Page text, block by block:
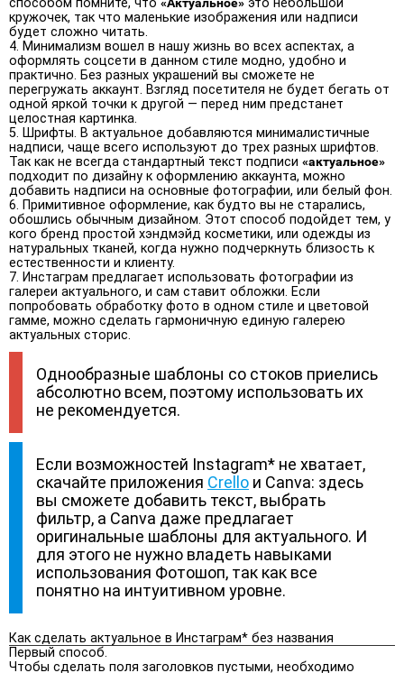
кружочек, так что маленькие изображения или надписи
будет сложно читать.
Минимализм вошел в нашу жизнь во всех аспектах, а
оформлять соцсети в данном стиле модно, удобно и
практично. Без разных украшений вы сможете не
перегружать аккаунт. Взгляд посетителя не будет бегать от
одной яркой точки к другой — перед ним предстанет
целостная картинка.
Шрифты. В актуальное добавляются минималистичные
надписи, чаще всего используют до трех разных шрифтов.
Так как не всегда стандартный текст подписи «актуальное»
подходит по дизайну к оформлению аккаунта, можно
добавить надписи на основные фотографии, или белый фон.
Примитивное оформление, как будто вы не старались,
обошлись обычным дизайном. Этот способ подойдет тем, у
кого бренд простой хэндмэйд косметики, или одежды из
натуральных тканей, когда нужно подчеркнуть близость к
естественности и клиенту.
Инстаграм предлагает использовать фотографии из
галереи актуального, и сам ставит обложки. Если
попробовать обработку фото в одном стиле и цветовой
гамме, можно сделать гармоничную единую галерею
актуальных сторис.
Однообразные шаблоны со стоков приелись
абсолютно всем, поэтому использовать их
не рекомендуется.
Если возможностей Instagram* не хватает,
скачайте приложения Crello и Canva: здесь
вы сможете добавить текст, выбрать
фильтр, а Canva даже предлагает
оригинальные шаблоны для актуального. И
для этого не нужно владеть навыками
использования Фотошоп, так как все
понятно на интуитивном уровне.
Как сделать актуальное в Инстаграм* без названия
Первый способ.
Чтобы сделать поля заголовков пустыми, необходимо